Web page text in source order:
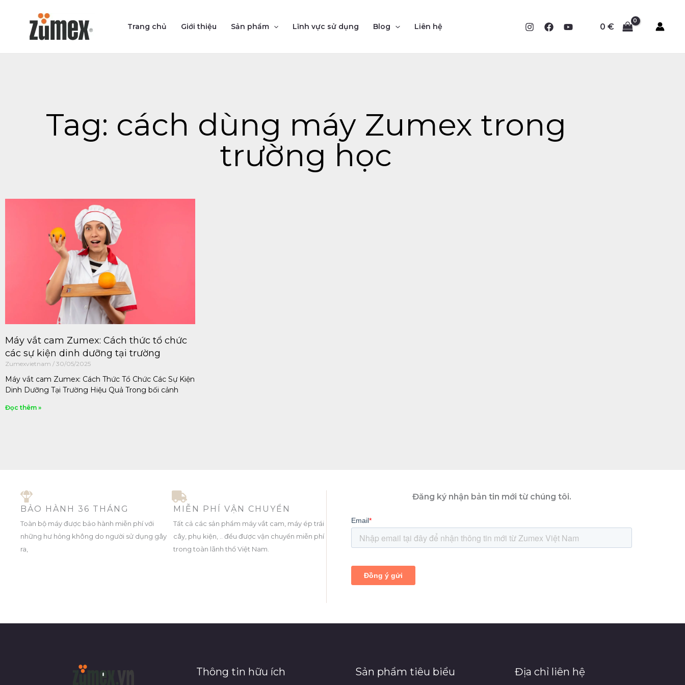
content
Trang chủ Giới thiệu Sản phẩm Lĩnh vực sử dụng Blog Liên hệ 0 €
Tag: cách dùng máy Zumex trong
trường học
Máy vắt cam Zumex: Cách thức tổ chức
các sự kiện dinh dưỡng tại trường
Zumexvietnam 30/05/2025
Máy vắt cam Zumex: Cách Thức Tổ Chức Các Sự Kiện
Dinh Dưỡng Tại Trường Hiệu Quả Trong bối cảnh
Đọc thêm »
BẢO HÀNH 36 THÁNG
Toàn bộ máy được bảo hành miễn phí với
những hư hỏng không do người sử dụng gây
ra,
MIỄN PHÍ VẬN CHUYỂN
Tất cả các sản phẩm máy vắt cam, máy ép trái
cây, phụ kiện, .. đều được vận chuyển miễn phí
trong toàn lãnh thổ Việt Nam.
Đăng ký nhận bản tin mới từ chúng tôi.
Thông tin hữu ích Sản phẩm tiêu biểu Địa chỉ liên hệ